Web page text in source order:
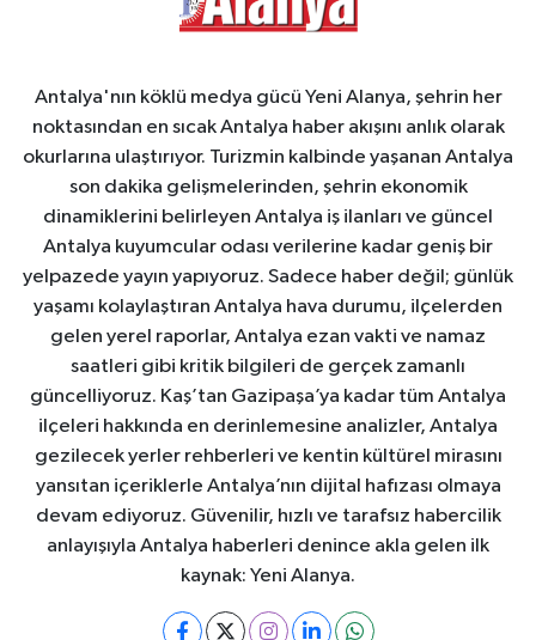
Antalya'nın köklü medya gücü Yeni Alanya, şehrin her
noktasından en sıcak Antalya haber akışını anlık olarak
okurlarına ulaştırıyor. Turizmin kalbinde yaşanan Antalya
son dakika gelişmelerinden, şehrin ekonomik
dinamiklerini belirleyen Antalya iş ilanları ve güncel
Antalya kuyumcular odası verilerine kadar geniş bir
yelpazede yayın yapıyoruz. Sadece haber değil; günlük
yaşamı kolaylaştıran Antalya hava durumu, ilçelerden
gelen yerel raporlar, Antalya ezan vakti ve namaz
saatleri gibi kritik bilgileri de gerçek zamanlı
güncelliyoruz. Kaş’tan Gazipaşa’ya kadar tüm Antalya
ilçeleri hakkında en derinlemesine analizler, Antalya
gezilecek yerler rehberleri ve kentin kültürel mirasını
yansıtan içeriklerle Antalya’nın dijital hafızası olmaya
devam ediyoruz. Güvenilir, hızlı ve tarafsız habercilik
anlayışıyla Antalya haberleri denince akla gelen ilk
kaynak: Yeni Alanya.